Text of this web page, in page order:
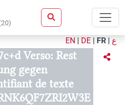
20)
EN | DE | FR | ع
Verso: Rest
gegen
de texte